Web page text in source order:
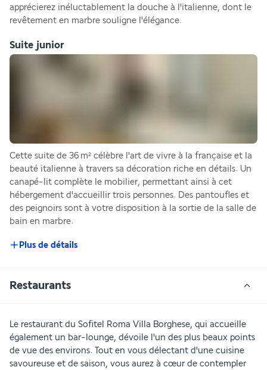
apprécierez inéluctablement la douche à l'italienne, dont le
revêtement en marbre souligne l'élégance.
Suite junior
Cette suite de 36 m² célèbre l'art de vivre à la française et la
beauté italienne à travers sa décoration riche en détails. Un
canapé-lit complète le mobilier, permettant ainsi à cet
hébergement d'accueillir trois personnes. Des pantoufles et
des peignoirs sont à votre disposition à la sortie de la salle de
bain en marbre.
Plus de détails
Restaurants
Le restaurant du Sofitel Roma Villa Borghese, qui accueille
également un bar-lounge, dévoile l'un des plus beaux points
de vue des environs. Tout en vous délectant d'une cuisine
savoureuse et de saison, vous aurez à cœur de contempler